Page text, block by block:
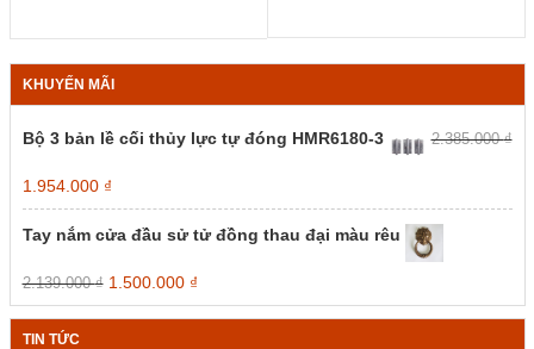
KHUYẾN MÃI
Bộ 3 bản lề cối thủy lực tự đóng HMR6180-3 2.385.000₫
Giá
gốc
là:
2.385.000 ₫.
1.954.000 ₫Giá
hiện
tại
Tay nắm cửa đầu sử tử đồng thau đại màu rêu
2.139.000₫ Giá
gốc
là:
1.500.000 ₫Giá
hiện
tại
TIN TỨC